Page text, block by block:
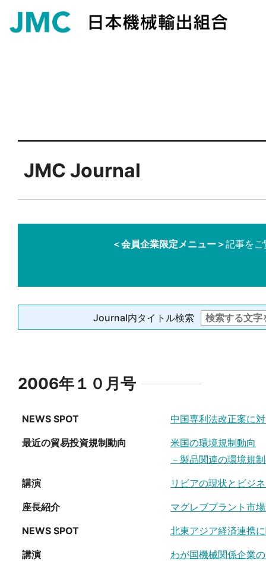
JMC Journal
＜会員企業限定メニュー＞記事を
Journal内タイトル検索
2006年１０月号
NEWS SPOT
中国専利法改正案に
最近の貿易投資規制動向
米国の環境規制動向
－製品関連の環境規
講演
リビアの現状とビジ
座長紹介
マグレブプラント市
NEWS SPOT
北東アジア経済連携
講演
わが国機械関係企業